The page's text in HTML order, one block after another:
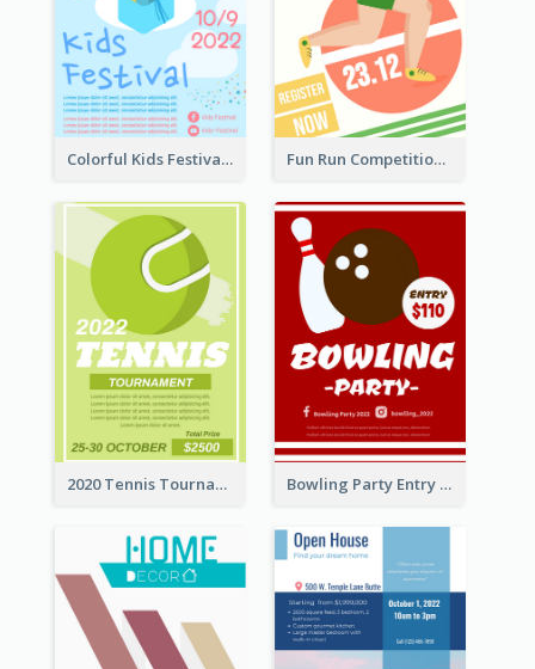
Colorful Kids Festival Flyer Fun Run Competition Flyer
2020 Tennis Tournament Flyer Bowling Party Entry Flyer